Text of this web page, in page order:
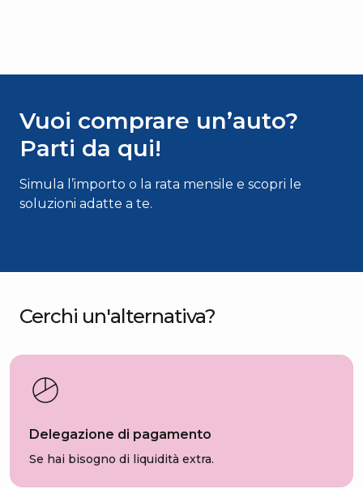
Vuoi comprare un’auto?
Parti da qui!
Simula l’importo o la rata mensile e scopri le
soluzioni adatte a te.
Cerchi un'alternativa?
Delegazione di pagamento
Se hai bisogno di liquidità extra.